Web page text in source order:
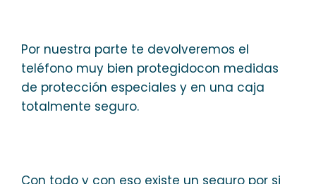
Por nuestra parte te devolveremos el
teléfono muy bien protegidocon medidas
de protección especiales y en una caja
totalmente seguro.
Con todo y con eso existe un seguro por si